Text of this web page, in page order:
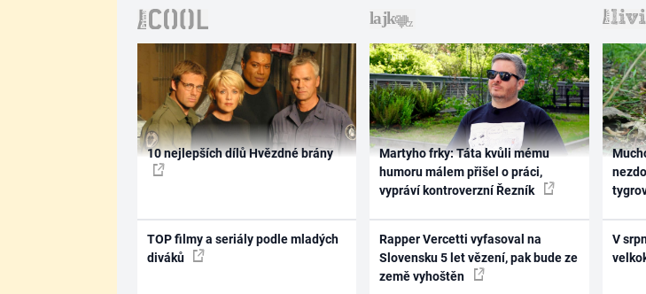
10 nejlepších dílů Hvězdné brány
TOP filmy a seriály podle mladých
diváků
Martyho frky: Táta kvůli mému
humoru málem přišel o práci,
vypráví kontroverzní Řezník
Rapper Vercetti vyfasoval na
Slovensku 5 let vězení, pak bude ze
země vyhoštěn
V